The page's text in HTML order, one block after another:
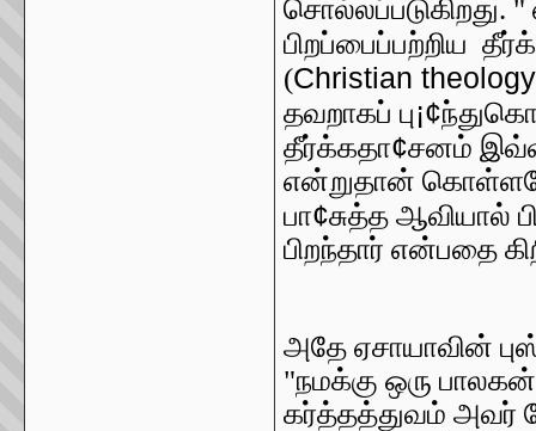
சொல்லப்படுகிறது.
பிறப்பைப்பற்றிய
(Christian
தவறாகப் பு¡¢
தீர்க்கதா¢சனம்
என்றுதான்
பா¢சுத்த ஆவியால்
பிறந்தார் என்பதை
அதே ஏசாயாவின்
"நமக்கு ஒரு
கர்த்தத்துவம் அவர்